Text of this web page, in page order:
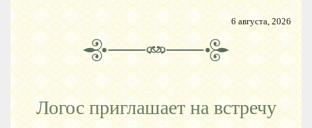
6 августа, 2026
Логос приглашает на встречу